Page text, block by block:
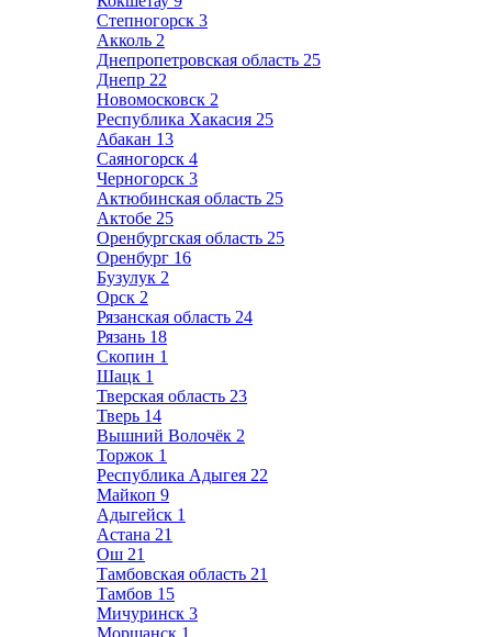
Степногорск 3
Акколь 2
Днепропетровская область 25
Днепр 22
Новомосковск 2
Республика Хакасия 25
Абакан 13
Саяногорск 4
Черногорск 3
Актюбинская область 25
Актобе 25
Оренбургская область 25
Оренбург 16
Бузулук 2
Орск 2
Рязанская область 24
Рязань 18
Скопин 1
Шацк 1
Тверская область 23
Тверь 14
Вышний Волочёк 2
Торжок 1
Республика Адыгея 22
Майкоп 9
Адыгейск 1
Астана 21
Ош 21
Тамбовская область 21
Тамбов 15
Мичуринск 3
Моршанск 1